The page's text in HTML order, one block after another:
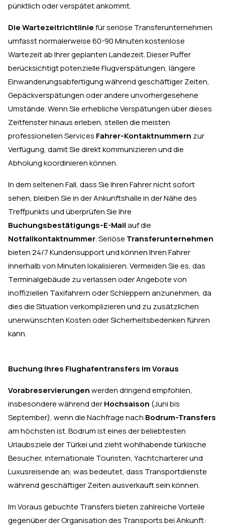
pünktlich oder verspätet ankommt.
Die Wartezeitrichtliniefür seriöse Transferunternehmen
umfasst normalerweise 60-90 Minuten kostenlose
Wartezeit ab Ihrer geplanten Landezeit. Dieser Puffer
berücksichtigt potenzielle Flugverspätungen, längere
Einwanderungsabfertigung während geschäftiger Zeiten,
Gepäckverspätungen oder andere unvorhergesehene
Umstände. Wenn Sie erhebliche Verspätungen über dieses
Zeitfenster hinaus erleben, stellen die meisten
professionellen Services Fahrer-Kontaktnummern zur
Verfügung, damit Sie direkt kommunizieren und die
Abholung koordinieren können.
In dem seltenen Fall, dass Sie Ihren Fahrer nicht sofort
sehen, bleiben Sie in der Ankunftshalle in der Nähe des
Treffpunkts und überprüfen Sie Ihre
Buchungsbestätigungs-E-Mailauf die
Notfallkontaktnummer. Seriöse Transferunternehmen
bieten 24/7 Kundensupport und können Ihren Fahrer
innerhalb von Minuten lokalisieren. Vermeiden Sie es, das
Terminalgebäude zu verlassen oder Angebote von
inoffiziellen Taxifahrern oder Schleppern anzunehmen, da
dies die Situation verkomplizieren und zu zusätzlichen
unerwünschten Kosten oder Sicherheitsbedenken führen
kann.
Buchung Ihres Flughafentransfers im Voraus
Vorabreservierungenwerden dringend empfohlen,
insbesondere während derHochsaison (Juni bis
September), wenn die Nachfrage nach Bodrum-Transfers
am höchsten ist. Bodrum ist eines der beliebtesten
Urlaubsziele der Türkei und zieht wohlhabende türkische
Besucher, internationale Touristen, Yachtcharterer und
Luxusreisende an, was bedeutet, dass Transportdienste
während geschäftiger Zeiten ausverkauft sein können.
Im Voraus gebuchte Transfers bieten zahlreiche Vorteile
gegenüber der Organisation des Transports bei Ankunft: